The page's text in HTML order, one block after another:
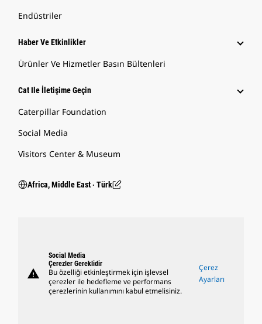
Endüstriler
Haber Ve Etkinlikler
Ürünler Ve Hizmetler Basın Bültenleri
Cat Ile İletişime Geçin
Caterpillar Foundation
Social Media
Visitors Center & Museum
Africa, Middle East ‧ Türk
warning
Social Media
Çerezler Gereklidir
Bu özelliği etkinleştirmek için işlevsel
çerezler ile hedefleme ve performans
çerezlerinin kullanımını kabul etmelisiniz.
Çerez
Ayarları